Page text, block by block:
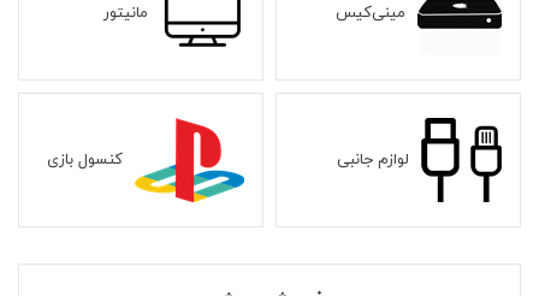
مینی‌کیس مانیتور
لوازم جانبی کنسول بازی